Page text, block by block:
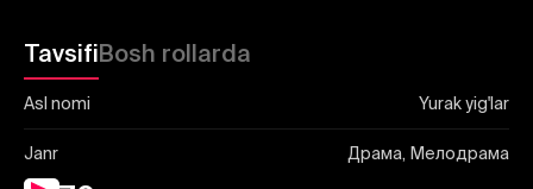
TavsifiBosh rollarda
Asl nomi Yurak yig'lar
Janr Драма, Мелодрама